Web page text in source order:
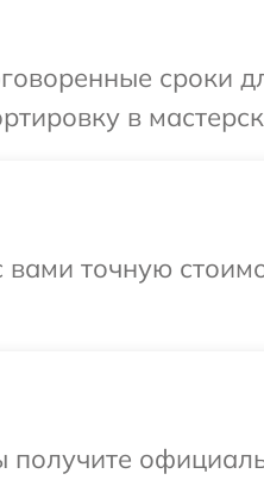
сроки
в
точную